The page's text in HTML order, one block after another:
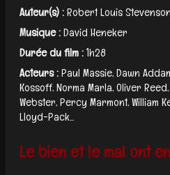
Auteur(s) :Robert Louis Stevenson
Musique :David Heneker
Durée du film :1h28
Acteurs :Paul Massie, Dawn
Kossoff, Norma Marla, Oliver
Webster, Percy Marmont, William
Lloyd-Pack...
Le bien et le mal ont